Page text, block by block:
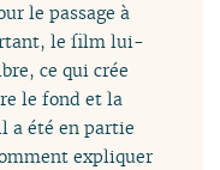
le passage à
le film lui-
ce qui crée
le fond et la
a été en partie
expliquer